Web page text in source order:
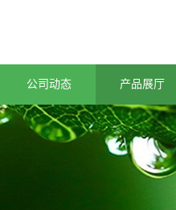
公司动态 产品展厅